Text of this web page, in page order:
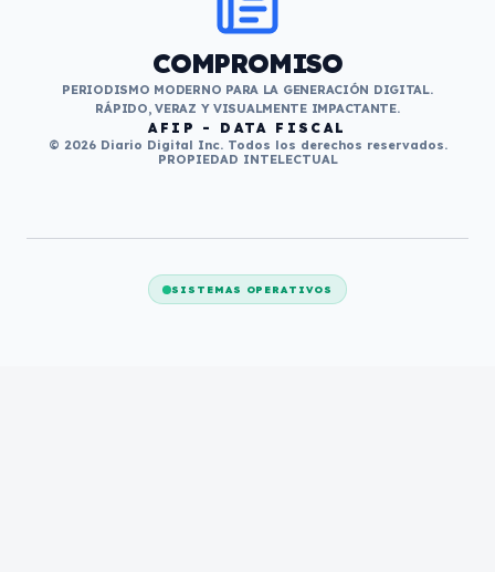
COMPROMISO
PERIODISMO MODERNO PARA LA GENERACIÓN DIGITAL.
RÁPIDO, VERAZ Y VISUALMENTE IMPACTANTE.
AFIP - DATA FISCAL
© 2026 Diario Digital Inc. Todos los derechos reservados.
PROPIEDAD INTELECTUAL
SISTEMAS OPERATIVOS